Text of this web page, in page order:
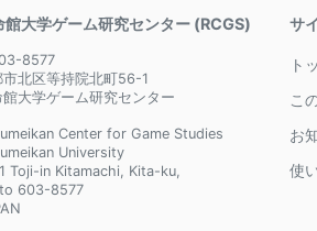
館大学ゲーム研究センター (RCGS)
8577
市北区等持院北町56-1
館大学ゲーム研究センター
Center for Game Studies
University
Toji-in Kitamachi, Kita-ku,
603-8577
サ
ト
こ
お
使